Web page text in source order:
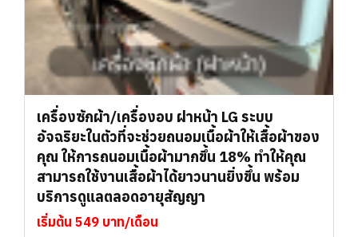
เครื่องซักผ้า/เครื่องอบ ฝาหน้า LG ระบบ
อัจฉริยะในตัวที่จะช่วยถนอมเนื้อผ้าให้เสื้อผ้าของ
คุณ ให้การถนอมเนื้อผ้ามากขึ้น 18% ทำให้คุณ
สามารถใช้งานเสื้อผ้าได้ยาวนานยิ่งขึ้น พร้อม
บริการดูแลตลอดอายุสัญญา
เริ่มต้น 549 บาท/เดือน